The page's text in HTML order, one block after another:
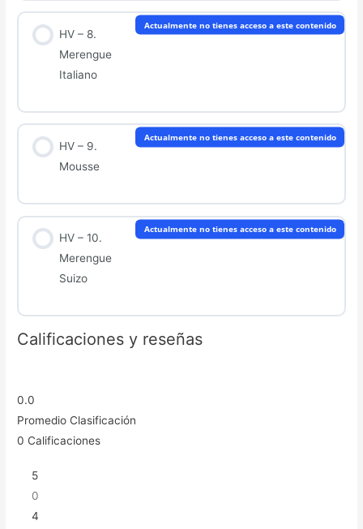
HV – 8.
Merengue
Italiano
Actualmente no tienes acceso a este contenido
HV – 9.
Mousse
Actualmente no tienes acceso a este contenido
HV – 10.
Merengue
Suizo
Actualmente no tienes acceso a este contenido
Calificaciones y reseñas
0.0
Promedio Clasificación
0 Calificaciones
5
0
4